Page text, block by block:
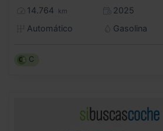
14.764 km
2025
Automático
Gasolina
C